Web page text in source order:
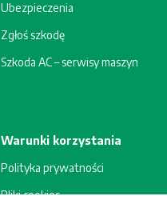
Ubezpieczenia
Zgłoś szkodę
Szkoda AC – serwisy maszyn
Warunki korzystania
Polityka prywatności
Pliki cookies